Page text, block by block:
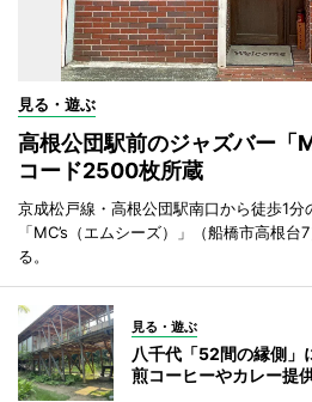
見る・遊ぶ
高根公団駅前のジャズバー
コード2500枚所蔵
京成松戸線・高根公団駅南口から徒歩1分
「MC’s（エムシーズ）」（船橋市高根
る。
見る・遊ぶ
八千代「52間の縁側
煎コーヒーやカレー提